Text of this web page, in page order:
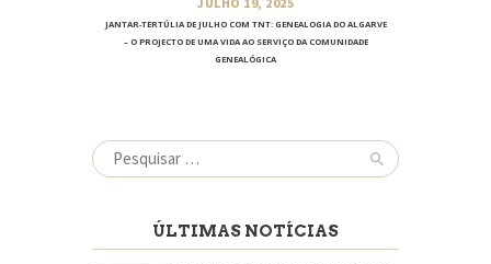
JANTAR-TERTÚLIA DE JULHO COM TNT: GENEALOGIA DO ALGARVE
– O PROJECTO DE UMA VIDA AO SERVIÇO DA COMUNIDADE
GENEALÓGICA
Pesquisar
por:
ÚLTIMAS NOTÍCIAS